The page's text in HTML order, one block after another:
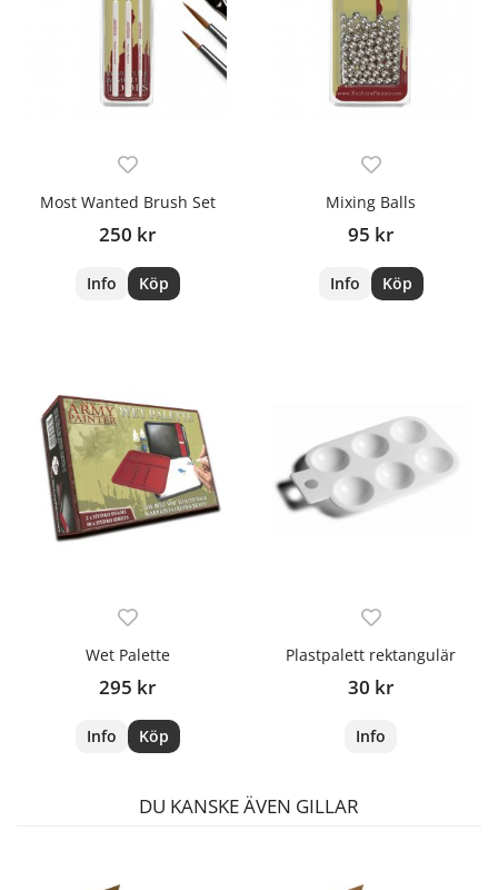
Most Wanted Brush Set
250 kr
Info Köp
Mixing Balls
95 kr
Info Köp
Wet Palette
295 kr
Info Köp
Plastpalett rektangulär
30 kr
Info
DU KANSKE ÄVEN GILLAR